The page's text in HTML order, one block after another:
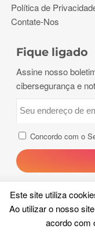
Este site utiliza
Ao utilizar o nosso
acordo com
Política de
Contate-Nos
Fique ligado
Assine nosso
cibersegurança e
Concordo com o